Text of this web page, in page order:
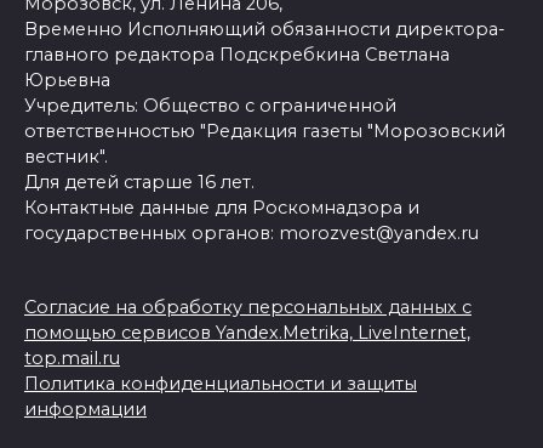
Временно Исполняющий обязанности директора-
главного редактора Подскребкина Светлана
Юрьевна
Учредитель: Общество с ограниченной
ответственностью "Редакция газеты "Морозовский
вестник".
Для детей старше 16 лет.
Контактные данные для Роскомнадзора и
государственных органов: morozvest@yandex.ru
Согласие на обработку персональных данных с
помощью сервисов Yandex.Metrika, LiveInternet,
top.mail.ru
Политика конфиденциальности и защиты
информации